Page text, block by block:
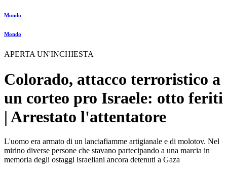
Mondo
Mondo
APERTA UN'INCHIESTA
Colorado, attacco terroristico a
un corteo pro Israele: otto feriti
| Arrestato l'attentatore
L'uomo era armato di un lanciafiamme artigianale e di molotov. Nel
mirino diverse persone che stavano partecipando a una marcia in
memoria degli ostaggi israeliani ancora detenuti a Gaza